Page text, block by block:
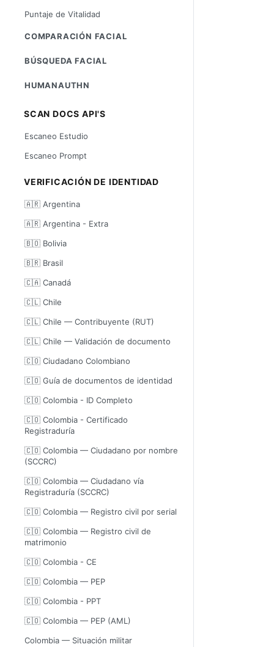
Puntaje de Vitalidad
COMPARACIÓN FACIAL
BÚSQUEDA FACIAL
HUMANAUTHN
SCAN DOCS API'S
Escaneo Estudio
Escaneo Prompt
VERIFICACIÓN DE IDENTIDAD
🇦🇷 Argentina
🇦🇷 Argentina - Extra
🇧🇴 Bolivia
🇧🇷 Brasil
🇨🇦 Canadá
🇨🇱 Chile
🇨🇱 Chile — Contribuyente (RUT)
🇨🇱 Chile — Validación de documento
🇨🇴 Ciudadano Colombiano
🇨🇴 Guía de documentos de identidad
🇨🇴 Colombia - ID Completo
🇨🇴 Colombia - Certificado
Registraduría
🇨🇴 Colombia — Ciudadano por nombre
(SCCRC)
🇨🇴 Colombia — Ciudadano vía
Registraduría (SCCRC)
🇨🇴 Colombia — Registro civil por serial
🇨🇴 Colombia — Registro civil de
matrimonio
🇨🇴 Colombia - CE
🇨🇴 Colombia — PEP
🇨🇴 Colombia - PPT
🇨🇴 Colombia — PEP (AML)
Colombia — Situación militar